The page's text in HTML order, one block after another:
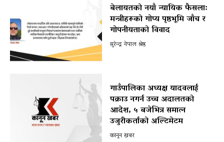
बेलायतको नयाँ न्यायिक फैसला:
मन्त्रीहरूको गोप्य पृष्ठभूमि जाँच र
गोपनीयताको विवाद
सुरेन्द्र नेपाल श्रेष्ठ
गाउँपालिका अध्यक्ष यादवलाई
पक्राउ नगर्न उच्च अदालतको
आदेश, ५ बजेभित्र समात्न
उजुरीकर्ताको अल्टिमेटम
कानून खबर